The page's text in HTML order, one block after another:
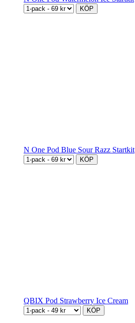
KÖP
N One Pod Blue Sour Razz Startkit
KÖP
QBIX Pod Strawberry Ice Cream
KÖP